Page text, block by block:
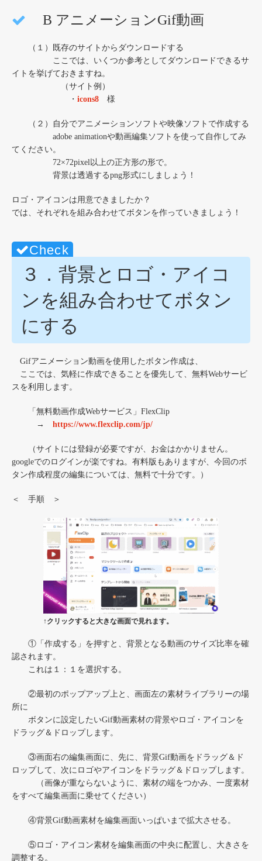
B アニメーションGif動画
（１）既存のサイトからダウンロードする
ここでは、いくつか参考としてダウンロードできるサ
イトを挙げておきますね。
（サイト例）
・ icons8 様
（２）自分でアニメーションソフトや映像ソフトで作成する
adobe animationや動画編集ソフトを使って自作してみ
てください。
72×72pixel以上の正方形の形で。
背景は透過するpng形式にしましょう！
ロゴ・アイコンは用意できましたか？
では、それぞれを組み合わせてボタンを作っていきましょう！
３．背景とロゴ・アイコ
ンを組み合わせてボタン
にする
Gifアニメーション動画を使用したボタン作成は、
ここでは、気軽に作成できることを優先して、無料Webサービ
スを利用します。
「無料動画作成Webサービス」FlexClip
→ https://www.flexclip.com/jp/
（サイトには登録が必要ですが、お金はかかりません。
googleでのログインが楽ですね。有料版もありますが、今回のボ
タン作成程度の編集については、無料で十分です。）
＜ 手順 ＞
↑クリックすると大きな画面で見れます。
①「作成する」を押すと、背景となる動画のサイズ比率を確
認されます。
これは１：１を選択する。
②最初のポップアップ上と、画面左の素材ライブラリーの場
所に
ボタンに設定したいGif動画素材の背景やロゴ・アイコンを
ドラッグ＆ドロップします。
③画面右の編集画面に、先に、背景Gif動画をドラッグ＆ド
ロップして、次にロゴやアイコンをドラッグ＆ドロップします。
（画像が重ならないように、素材の端をつかみ、一度素材
をすべて編集画面に乗せてください）
④背景Gif動画素材を編集画面いっぱいまで拡大させる。
⑤ロゴ・アイコン素材を編集画面の中央に配置し、大きさを
調整する。